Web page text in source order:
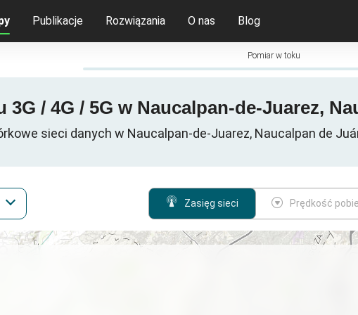
Publikacje Rozwiązania O nas Blog
Pomiar w toku
3G / 4G / 5G w Naucalpan-de-Juarez,
sieci danych w Naucalpan-de-Juarez, Naucalpan de
Zasięg sieci Prędkość